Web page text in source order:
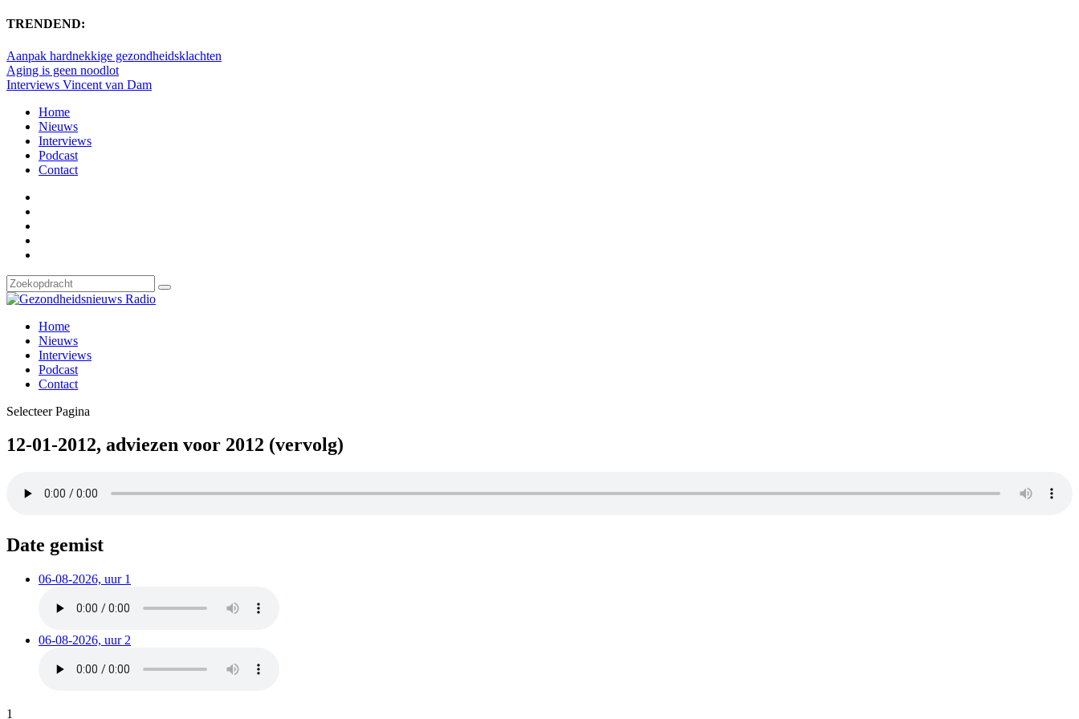
TRENDEND:
Aanpak hardnekkige gezondheidsklachten
Aging is geen noodlot
Interviews Vincent van Dam
Home
Nieuws
Interviews
Podcast
Contact
Home
Nieuws
Interviews
Podcast
Contact
Selecteer Pagina
12-01-2012, adviezen voor 2012 (vervolg)
Date gemist
06-08-2026, uur 1
06-08-2026, uur 2
1